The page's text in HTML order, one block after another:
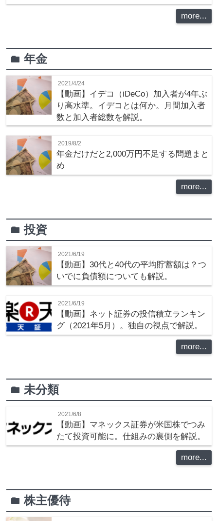
more...
folder年金
2021/4/24
【動画】イデコ（iDeCo）加入者が4年ぶ
り高水準。イデコとは何か。月間加入者
数と加入者総数を解説。
2019/8/2
年金だけだと2,000万円不足する問題まと
め
more...
folder投資
2021/6/19
【動画】30代と40代の平均貯蓄額は？つ
いでに負債額についても解説。
2021/6/19
【動画】ネット証券の投信積立ランキン
グ（2021年5月）。独自の視点で解説。
more...
folder未分類
2021/6/8
【動画】マネックス証券が米国株でつみ
たて投資可能に。仕組みの裏側を解説。
more...
folder株主優待